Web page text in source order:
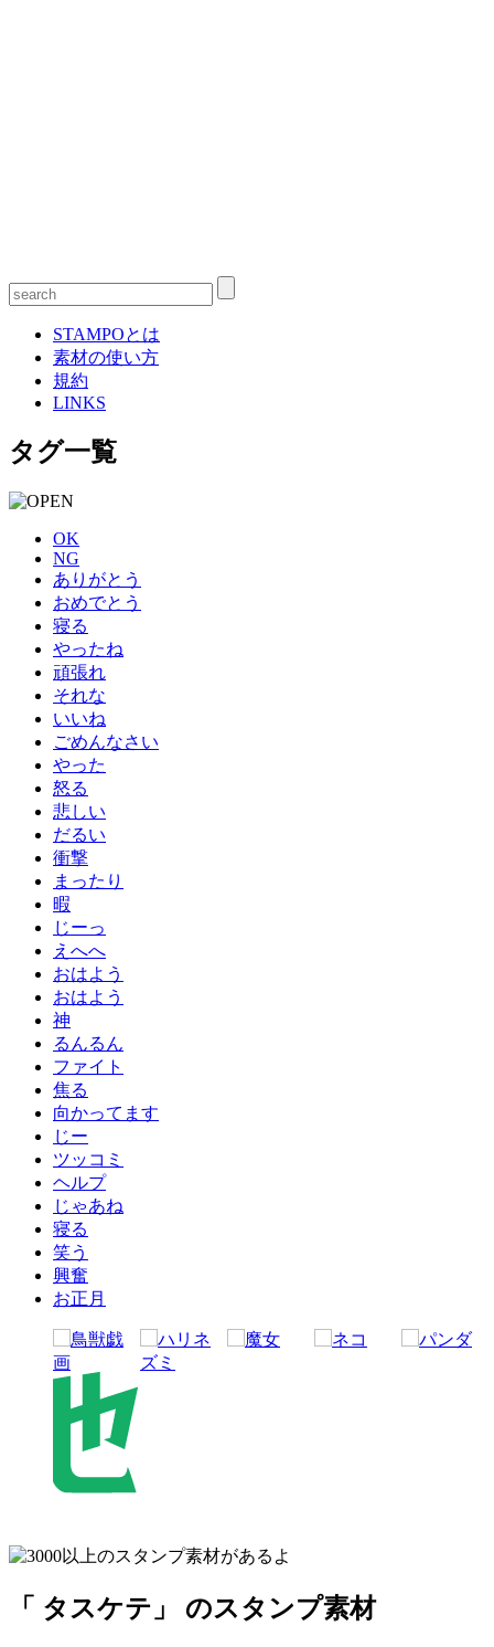
STAMPOとは
素材の使い方
規約
LINKS
タグ一覧
OK
NG
ありがとう
おめでとう
寝る
やったね
頑張れ
それな
いいね
ごめんなさい
やった
怒る
悲しい
だるい
衝撃
まったり
暇
じーっ
えへへ
おはよう
おはよう
神
るんるん
ファイト
焦る
向かってます
じー
ツッコミ
ヘルプ
じゃあね
寝る
笑う
興奮
お正月
「 タスケテ」 のスタンプ素材